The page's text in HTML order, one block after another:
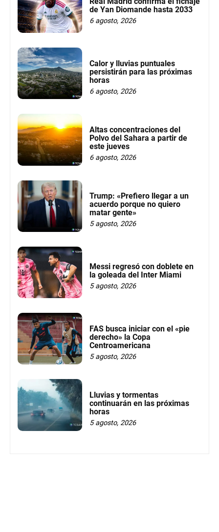
de Yan Diomande hasta 2033
6 agosto, 2026
Calor y lluvias puntuales
persistirán para las próximas
horas
6 agosto, 2026
Altas concentraciones del
Polvo del Sahara a partir de
este jueves
6 agosto, 2026
Trump: «Prefiero llegar a un
acuerdo porque no quiero
matar gente»
5 agosto, 2026
Messi regresó con doblete en
la goleada del Inter Miami
5 agosto, 2026
FAS busca iniciar con el «pie
derecho» la Copa
Centroamericana
5 agosto, 2026
Lluvias y tormentas
continuarán en las próximas
horas
5 agosto, 2026